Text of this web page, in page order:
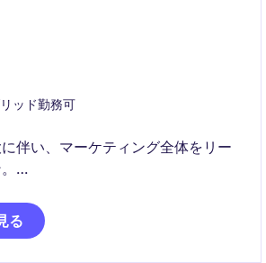
ッド勤務可
伴い、マーケティング全体をリー
ートナー施策を統括し成長を牽
る